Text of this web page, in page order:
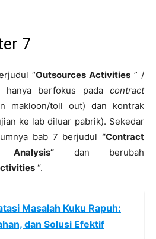
7
“Outsources Activities ” /
hanya berfokus pada contract
makloon/toll out) dan kontrak
ke lab diluar pabrik). Sekedar
bab 7 berjudul “Contract
dan berubah
“.
Masalah Kuku Rapuh:
dan Solusi Efektif